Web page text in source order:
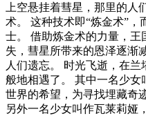
上空悬挂着彗星，那里的
术。 这种技术即“炼金术”
士。 借助炼金术的力量，王
失，彗星所带来的恩泽逐渐
人们遗忘。 时光飞逝，在
般地相遇了。 其中一名少女
世界的希望，为寻找埋藏奇
另外一名少女叫作瓦莱莉娅